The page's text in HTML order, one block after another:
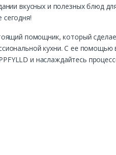
вкусных и полезных блюд
помощник, который
кухни. С ее
и наслаждайтесь